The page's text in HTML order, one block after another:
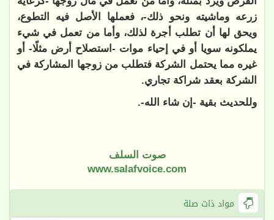
زرعه وماشيته ونحو ذلك-، فعملها الأصل فيه التطوع،
ويحق لها أن تطلب أجرة لذلك، وأما من تعمل في شيء
يملكونه سويا أو في إحياء موات -استصلاح أرض مثلًا- أو
غيره مما يحتمل الشركة فتطلب من زوجها المشاركة في
الشركة بعقد شراكة تجاري.
وللحديث بقية -إن شاء الله-.
صوت السلف
www.salafvoice.com
مواد ذات صلة